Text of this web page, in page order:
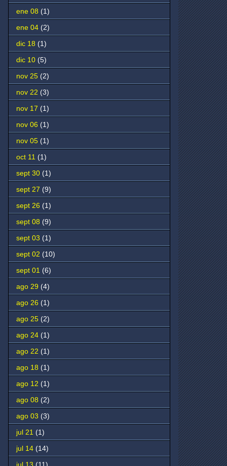
ene 08 (1)
ene 04 (2)
dic 18 (1)
dic 10 (5)
nov 25 (2)
nov 22 (3)
nov 17 (1)
nov 06 (1)
nov 05 (1)
oct 11 (1)
sept 30 (1)
sept 27 (9)
sept 26 (1)
sept 08 (9)
sept 03 (1)
sept 02 (10)
sept 01 (6)
ago 29 (4)
ago 26 (1)
ago 25 (2)
ago 24 (1)
ago 22 (1)
ago 18 (1)
ago 12 (1)
ago 08 (2)
ago 03 (3)
jul 21 (1)
jul 14 (14)